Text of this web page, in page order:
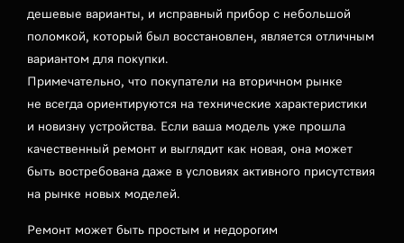
дешевые варианты, и исправный прибор с небольшой
поломкой, который был восстановлен, является отличным
вариантом для покупки.
Примечательно, что покупатели на вторичном рынке
не всегда ориентируются на технические характеристики
и новизну устройства. Если ваша модель уже прошла
качественный ремонт и выглядит как новая, она может
быть востребована даже в условиях активного присутствия
на рынке новых моделей.
Ремонт может быть простым и недорогим